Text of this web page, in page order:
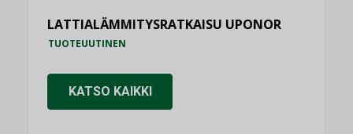
LATTIALÄMMITYSRATKAISU UPONOR
TUOTEUUTINEN
KATSO KAIKKI